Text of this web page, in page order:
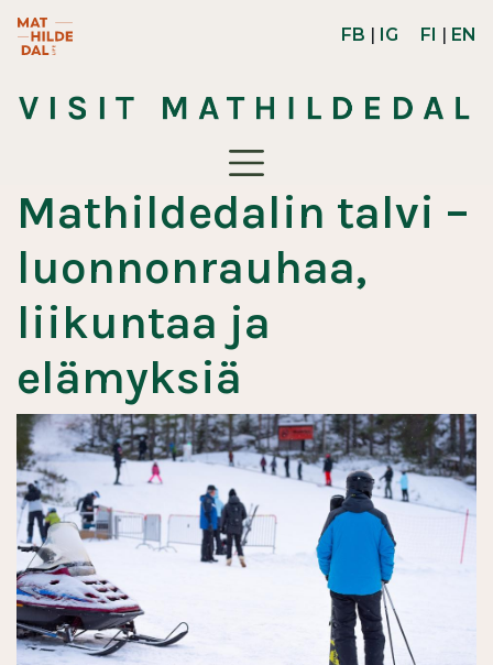
Mathildedal Life -verkkosivusto (avautuu uuteen
FB | IG FI | EN
Toggle navigation
Mathildedalin talvi –
luonnonrauhaa,
liikuntaa ja
elämyksiä